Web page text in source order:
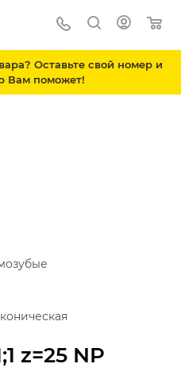
Оставьте свой номер и
Вам поможет!
z=25 NP